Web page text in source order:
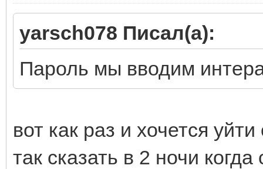
yarsch078 Писал(а):
Пароль мы вводим
вот как раз и хочется
так сказать в 2 ночи